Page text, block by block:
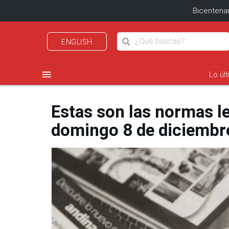
ENGLISH
menu Lo
Estas son las normas
domingo 8 de